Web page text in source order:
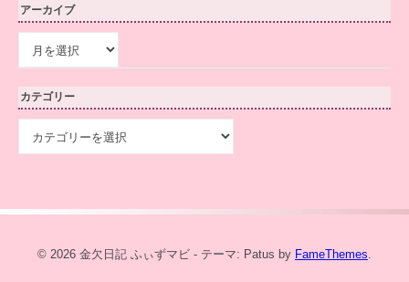
アーカイブ
イ
ブ
カテゴリー
© 2026 金欠日記 ふぃずマビ - テーマ: Patus by FameThemes.